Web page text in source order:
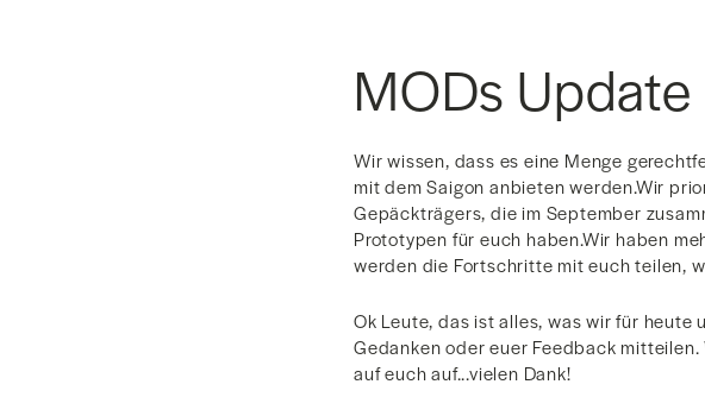
MODs Update
Wir wissen, dass es eine Menge
mit dem Saigon anbieten werden.Wir
Gepäckträgers, die im September
Prototypen für euch haben.Wir haben
werden die Fortschritte mit euch teilen,
Ok Leute, das ist alles, was wir für heute
Gedanken oder euer Feedback
auf euch auf...vielen Dank!